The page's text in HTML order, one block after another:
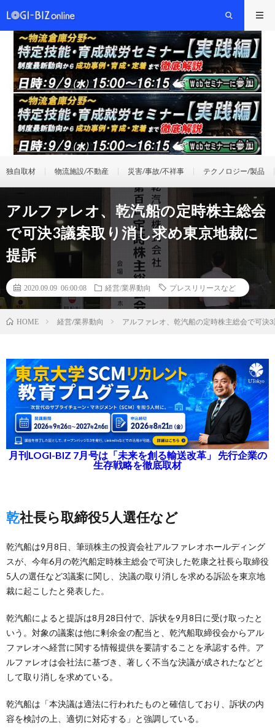
独自取材 物流施設/不動産 災害/事故/不祥事 テクノロジー/製品
アルファレオ、乾汽船の定時株主総会
で可決3議案取り消し求め東京地裁に
提訴
2020.09.09 06:00:08 経営/業界動向 プレスリリースなど
HOME 経営/業界動向 アルファレオ、乾汽船の定時株主総会で可決
月刊LOGI-BIZ 7月号は「未来を創る輸送改革」 先行企業の
生存戦略を徹底取材
乾社長ら取締役5人選任など
乾汽船は9月8日、筆頭株主の投資会社アルファレオホールディング
スが、今年6月の乾汽船定時株主総会で可決した乾康之社長ら取締役
5人の選任など3議案に関し、決議の取り消しを求める訴訟を東京地
裁に起こしたと発表した。
乾汽船によると提訴は8月28日付で、訴状を9月8日に受け取ったと
いう。対象の議案は他に剰余金の配当と、乾汽船取締役会からアル
ファレオへ経営に関する情報提供を要請することを承認する件。ア
ルファレオは会社法に基づき、著しく不当な決議が成されたなどと
して取り消しを求めている。
乾汽船は「本決議は適法に行われたものと確信しており、訴状の内
容を検討の上、適切に対応する」と強調している。